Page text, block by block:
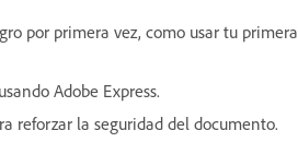
por primera vez, como usar tu primera
Adobe Express.
reforzar la seguridad del documento.